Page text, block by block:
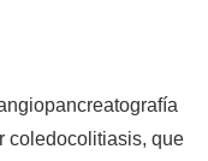
coledocolitiasis, que